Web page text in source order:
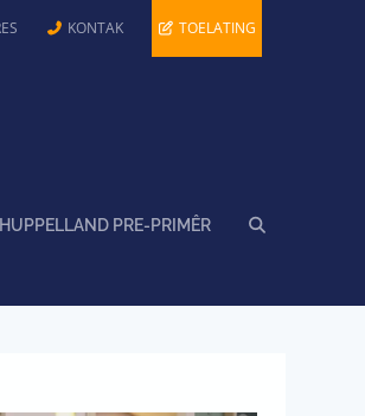
KONTAK TOELATING
HUPPELLAND PRE-PRIMÊR